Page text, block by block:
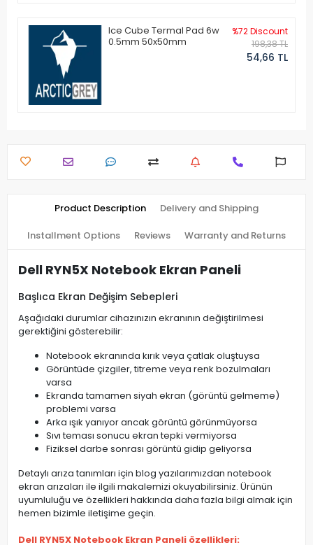
Ice Cube Termal Pad 6w
0.5mm 50x50mm
%72 Discount
198,38 TL
54,66 TL
Product Description Delivery and Shipping
Installment Options Reviews Warranty and Returns
Dell RYN5X Notebook Ekran Paneli
Başlıca Ekran Değişim Sebepleri
Aşağıdaki durumlar cihazınızın ekranının değiştirilmesi
gerektiğini gösterebilir:
Notebook ekranında kırık veya çatlak oluştuysa
Görüntüde çizgiler, titreme veya renk bozulmaları
varsa
Ekranda tamamen siyah ekran (görüntü gelmeme)
problemi varsa
Arka ışık yanıyor ancak görüntü görünmüyorsa
Sıvı teması sonucu ekran tepki vermiyorsa
Fiziksel darbe sonrası görüntü gidip geliyorsa
Detaylı arıza tanımları için blog yazılarımızdan notebook
ekran arızaları ile ilgili makalemizi okuyabilirsiniz. Ürünün
uyumluluğu ve özellikleri hakkında daha fazla bilgi almak için
hemen bizimle iletişime geçin.
Dell RYN5X Notebook Ekran Paneli özellikleri: